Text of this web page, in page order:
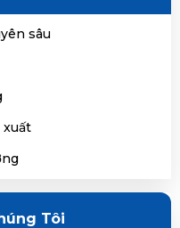
sâu
xuất
Tôi